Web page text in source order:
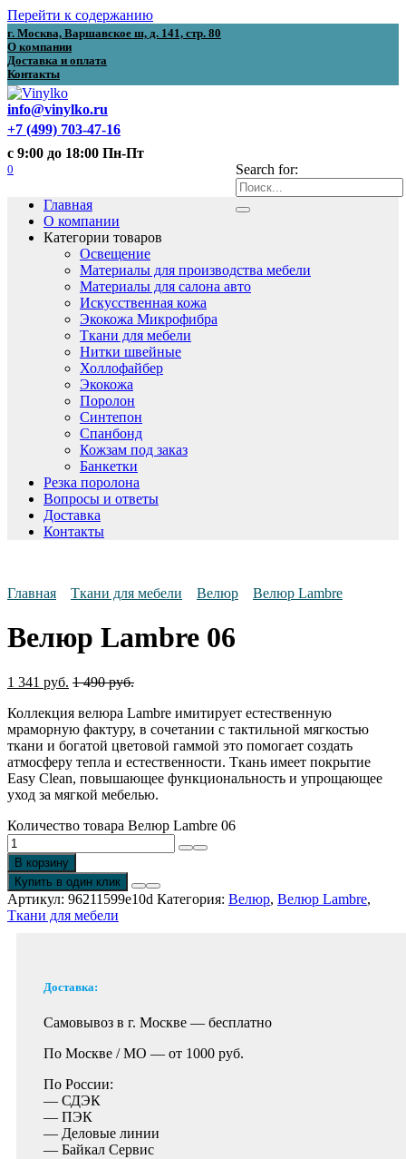
Перейти к содержанию
г. Москва, Варшавское ш, д. 141, стр. 80
О компании
Доставка и оплата
Контакты
info@vinylko.ru
+7 (499) 703-47-16
с 9:00 до 18:00 Пн-Пт
Search for:
0
Главная
О компании
Категории товаров
Освещение
Материалы для производства мебели
Материалы для салона авто
Искусственная кожа
Экокожа Микрофибра
Ткани для мебели
Нитки швейные
Холлофайбер
Экокожа
Поролон
Синтепон
Спанбонд
Кожзам под заказ
Банкетки
Резка поролона
Вопросы и ответы
Доставка
Контакты
Главная Ткани для мебели Велюр Велюр Lambre
Велюр Lambre 06
1 341 руб. 1 490руб.
Коллекция велюра Lambre имитирует естественную
мраморную фактуру, в сочетании с тактильной мягкостью
ткани и богатой цветовой гаммой это помогает создать
атмосферу тепла и естественности. Ткань имеет покрытие
Easy Clean, повышающее функциональность и упрощающее
уход за мягкой мебелью.
Количество товара Велюр Lambre 06
В корзину
Купить в один клик
Артикул: 96211599e10d Категория: Велюр, Велюр Lambre,
Ткани для мебели
Доставка:
Самовывоз в г. Москве — бесплатно
По Москве / МО — от 1000 руб.
По России:
— СДЭК
— ПЭК
— Деловые линии
— Байкал Сервис